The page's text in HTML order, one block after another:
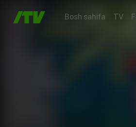
Bosh sahifa TV